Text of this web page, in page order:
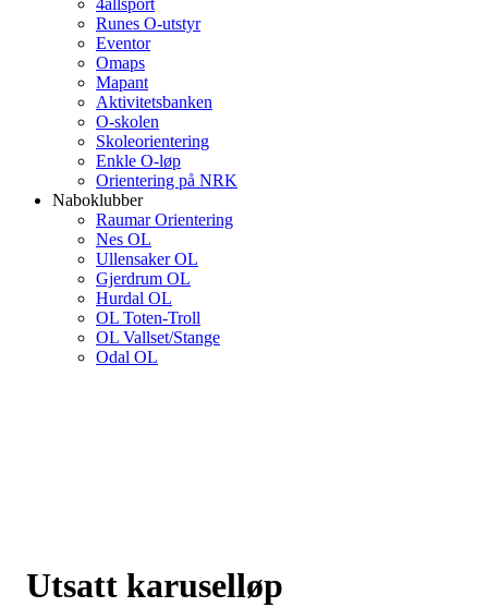
4allsport
Runes O-utstyr
Eventor
Omaps
Mapant
Aktivitetsbanken
O-skolen
Skoleorientering
Enkle O-løp
Orientering på NRK
Naboklubber
Raumar Orientering
Nes OL
Ullensaker OL
Gjerdrum OL
Hurdal OL
OL Toten-Troll
OL Vallset/Stange
Odal OL
Utsatt karuselløp